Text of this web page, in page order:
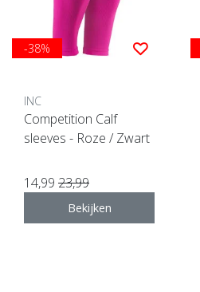
-38%
INC
Competition Calf
sleeves - Roze / Zwart
14,99 23,99
Bekijken